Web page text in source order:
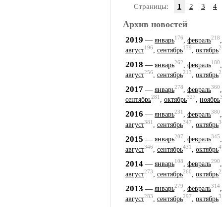
Страницы: 1 2 3 4
Архив новостей
2019 — январь176 февраль218
август196, сентябрь179, октябрь
2018 — январь262 февраль180
август256, сентябрь213, октябрь
2017 — январь278 февраль360
сентябрь281, октябрь327, ноябрь
2016 — январь231 февраль380
август381 сентябрь347 октябрь
2015 — январь207, февраль345
август346 сентябрь431 октябрь
2014 — январь108, февраль290
август273 сентябрь260 октябрь
2013 — январь279, февраль314
август283 сентябрь297 октябрь